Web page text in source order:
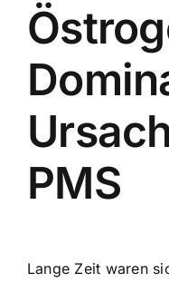
PMS
Lange Zeit waren